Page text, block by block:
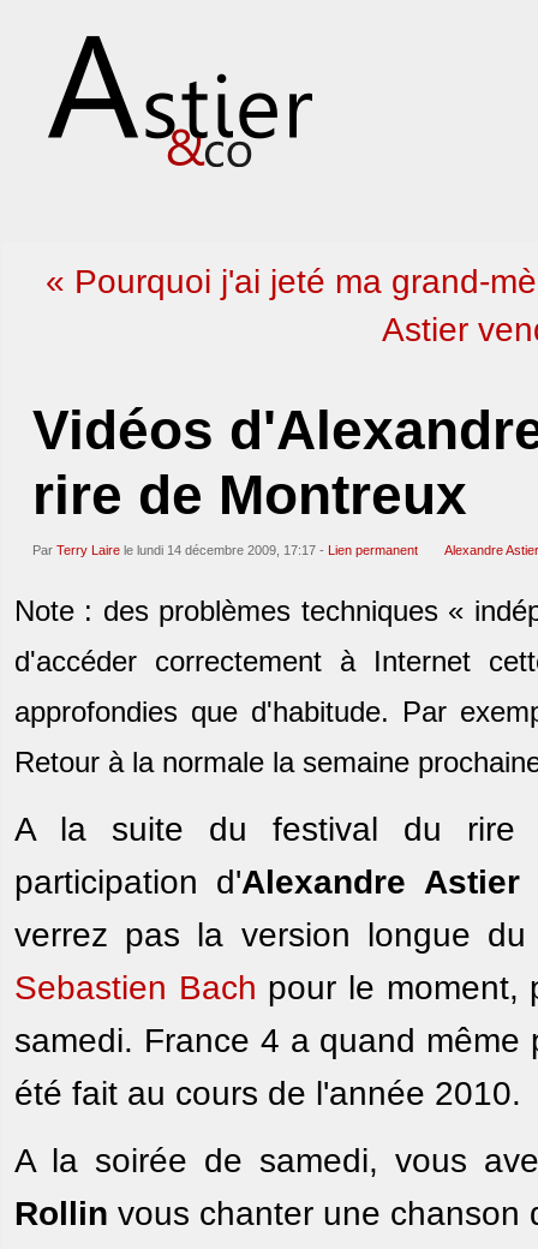
« Pourquoi j'ai jeté ma grand-
Astier
Vidéos
rire de Montreux
Par Terry Laire le lundi 14 décembre 2009, 17:17 - Lien permanent Alexandre Astier
Note : des problèmes techniques «
d'accéder correctement à Internet
approfondies que d'habitude. Par
Retour à la normale la semaine
A la suite du festival du rire
participation d'Alexandre Astier
verrez pas la version longue
Sebastien Bach pour le moment,
samedi. France 4 a quand
été fait au cours de l'année 2010.
A la soirée de samedi, vous
Rollin vous chanter une chanson